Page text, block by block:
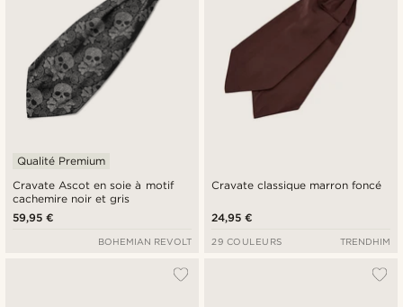
Cravate Ascot en soie à motif
cachemire noir et gris
Qualité Premium
59,95 €
BOHEMIAN REVOLT
Cravate classique marron foncé
24,95 €
29 COULEURS TRENDHIM